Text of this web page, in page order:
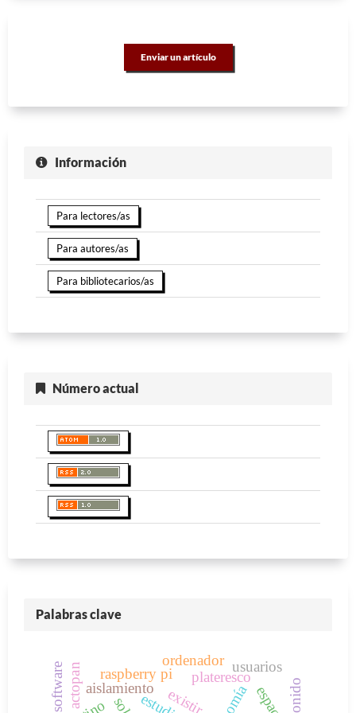
Enviar un artículo
Información
Para lectores/as
Para autores/as
Para bibliotecarios/as
Número actual
Palabras clave
aislamiento existir
plateresco
actopan raspberry pi
ordenador usuarios
software